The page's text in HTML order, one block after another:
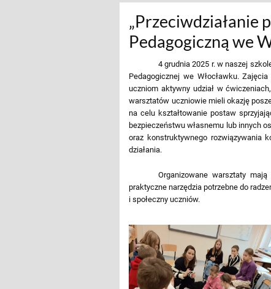
„Przeciwdziałanie
Pedagogiczną we
4 grudnia 2025 r. w naszej
Pedagogicznej we Włocławku.
uczniom aktywny udział w
warsztatów uczniowie mieli okazję
na celu kształtowanie postaw
bezpieczeństwu własnemu lub innych
oraz konstruktywnego rozwiązywania
działania.
Organizowane warsztaty
praktyczne narzędzia potrzebne do
i społeczny uczniów.